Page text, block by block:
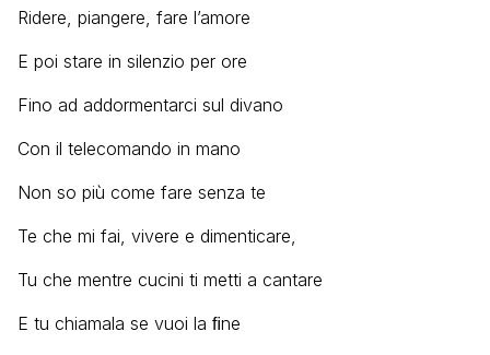
Ridere, piangere, fare l’amore
E poi stare in silenzio per ore
Fino ad addormentarci sul divano
Con il telecomando in mano
Non so più come fare senza te
Te che mi fai, vivere e dimenticare,
Tu che mentre cucini ti metti a cantare
E tu chiamala se vuoi la ﬁne